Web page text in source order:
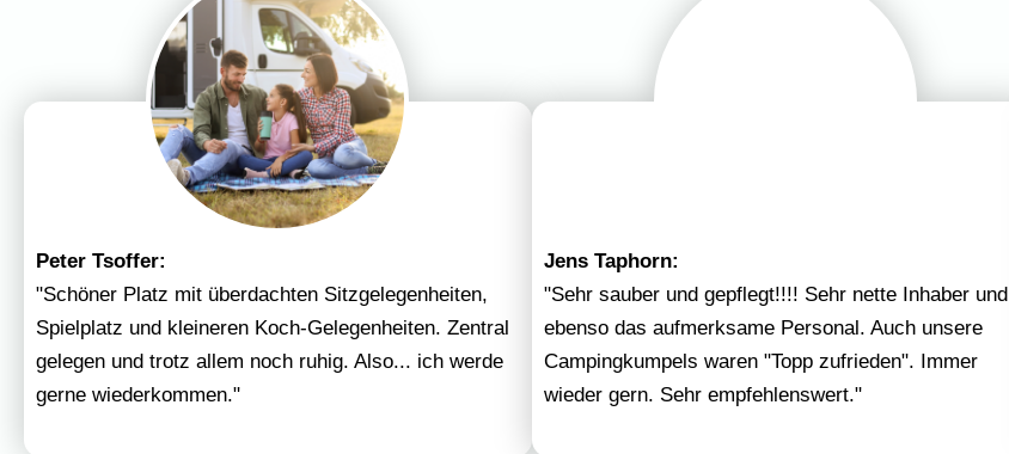
Peter Tsoffer:
"Schöner Platz mit überdachten Sitzgelegenheiten,
Spielplatz und kleineren Koch-Gelegenheiten. Zentral
gelegen und trotz allem noch ruhig. Also... ich werde
gerne wiederkommen."
Jens Taphorn:
"Sehr sauber und gepflegt!!!! Sehr nette Inhaber und
ebenso das aufmerksame Personal. Auch unsere
Campingkumpels waren "Topp zufrieden". Immer
wieder gern. Sehr empfehlenswert."